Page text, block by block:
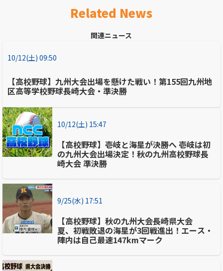
Related News
関連ニュース
10/12(土) 09:50
【高校野球】九州大会出場を懸けた戦い！第155回九州地
区高等学校野球長崎大会・準決勝
10/12(土) 15:47
【高校野球】壱岐と海星が決勝へ 壱岐は初
の九州大会出場決定！秋の九州高校野球長
崎大会 準決勝
9/25(水) 17:51
【高校野球】秋の九州大会長崎県大会
夏、初戦敗退の海星が3回戦進出！エース・
陣内は自己最速147kmマーク